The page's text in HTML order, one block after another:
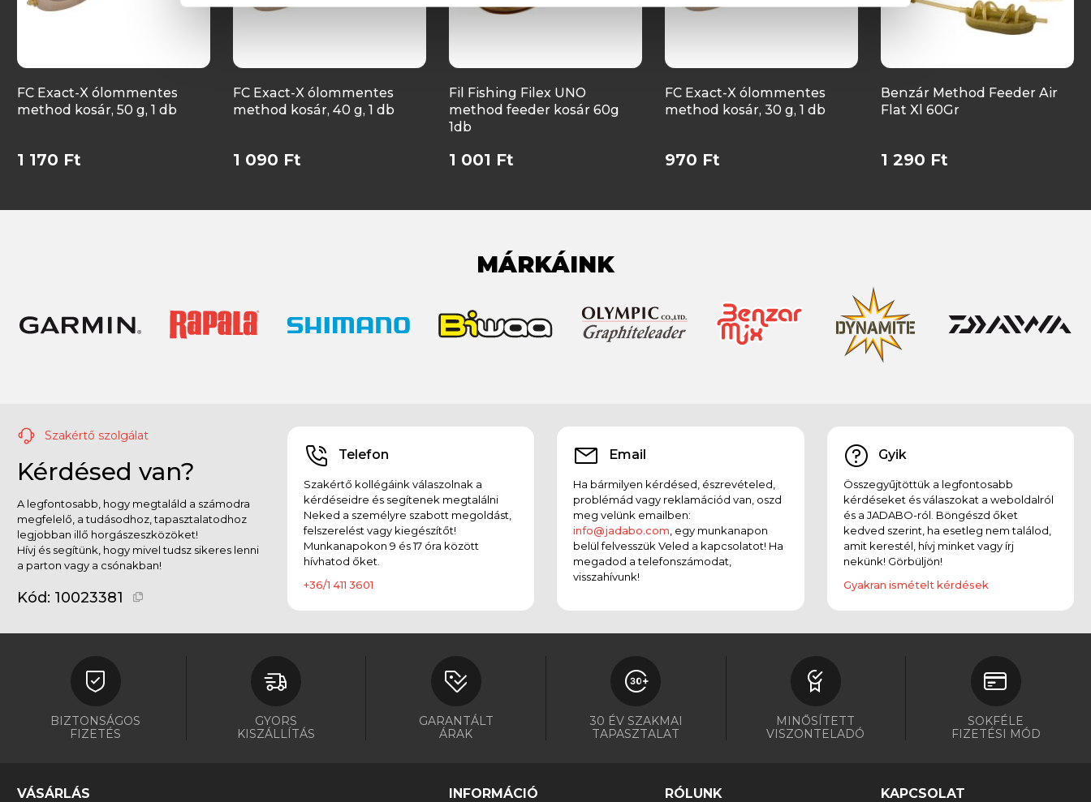
FC Exact-X ólommentes
method kosár, 50 g, 1 db
1 170 Ft
FC Exact-X ólommentes
method kosár, 40 g, 1 db
1 090 Ft
Fil Fishing Filex UNO
method feeder kosár 60g
1db
1 001 Ft
FC Exact-X ólommentes
method kosár, 30 g, 1 db
970 Ft
Benzár Method Feeder Air
Flat Xl 60Gr
1 290 Ft
MÁRKÁINK
Szakértő szolgálat
Kérdésed van?
A legfontosabb, hogy megtaláld a számodra
megfelelő, a tudásodhoz, tapasztalatodhoz
legjobban illő horgászeszközöket!
Hívj és segítünk, hogy mivel tudsz sikeres lenni
a parton vagy a csónakban!
Kód: 10023381
Telefon
Szakértő kollégáink válaszolnak a
kérdéseidre és segítenek megtalálni
Neked a személyre szabott megoldást,
felszerelést vagy kiegészítőt!
Munkanapokon 9 és 17 óra között
hívhatod őket.
+36/1 411 3601
Email
Ha bármilyen kérdésed, észrevételed,
problémád vagy reklamációd van, oszd
meg velünk emailben:
info@jadabo.com , egy munkanapon
belül felvesszük Veled a kapcsolatot! Ha
megadod a telefonszámodat,
visszahívunk!
Gyik
Összegyűjtöttük a legfontosabb
kérdéseket és válaszokat a weboldalról
és a JADABO-ról. Böngészd őket
kedved szerint, ha esetleg nem találod,
amit kerestél, hívj minket vagy írj
nekünk! Görbüljön!
Gyakran ismételt kérdések
BIZTONSÁGOS
FIZETÉS
GYORS
KISZÁLLÍTÁS
GARANTÁLT
ÁRAK
30 ÉV SZAKMAI
TAPASZTALAT
MINŐSÍTETT
VISZONTELADÓ
SOKFÉLE
FIZETÉSI MÓD
VÁSÁRLÁS INFORMÁCIÓ RÓLUNK KAPCSOLAT